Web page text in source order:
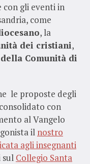
gli eventi in
come
, la
dei cristiani,
Comunità di
le proposte degli
con
al Vangelo
il nostro
agli insegnanti
sul Collegio Santa